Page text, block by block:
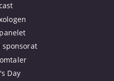
sponsorat
Day